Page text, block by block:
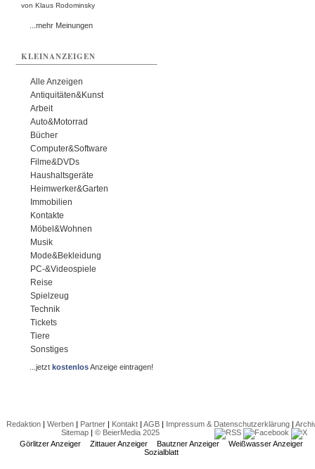
von Klaus Rodominsky
...mehr Meinungen
KLEINANZEIGEN
Alle Anzeigen
Antiquitäten&Kunst
Arbeit
Auto&Motorrad
Bücher
Computer&Software
Filme&DVDs
Haushaltsgeräte
Heimwerker&Garten
Immobilien
Kontakte
Möbel&Wohnen
Musik
Mode&Bekleidung
PC-&Videospiele
Reise
Spielzeug
Technik
Tickets
Tiere
Sonstiges
...jetztkostenlosAnzeige eintragen!
Redaktion| Werben| Partner| Kontakt| AGB| Impressum & Datenschutzerklärung|
Sitemap| © BeierMedia 2025
Görlitzer Anzeiger
Zittauer Anzeiger Bautzner Anzeiger
Weißwasser Anzeiger
Sozialblatt